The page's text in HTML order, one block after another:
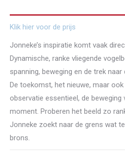
Klik hier voor de prijs
Jonneke’s inspiratie komt vaak
Dynamische, ranke vliegende
spanning, beweging en de trek
De toekomst, het nieuwe, maar ook
observatie essentieel, de beweging
moment. Proberen het beeld zo
Jonneke zoekt naar de grens wat
brons.